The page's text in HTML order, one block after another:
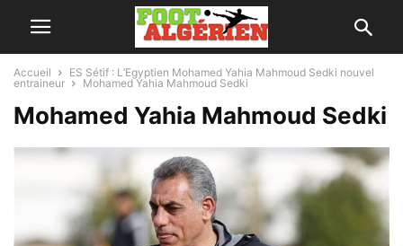
Accueil
ES Sétif : L’Egyptien Mohamed Yahia Mahmoud Sedki nouvel
entraineur
Mohamed Yahia Mahmoud Sedki
Mohamed Yahia Mahmoud Sedki